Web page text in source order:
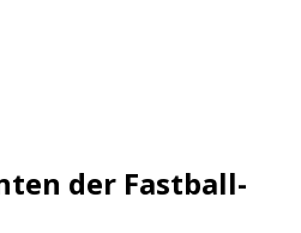
der Fastball-